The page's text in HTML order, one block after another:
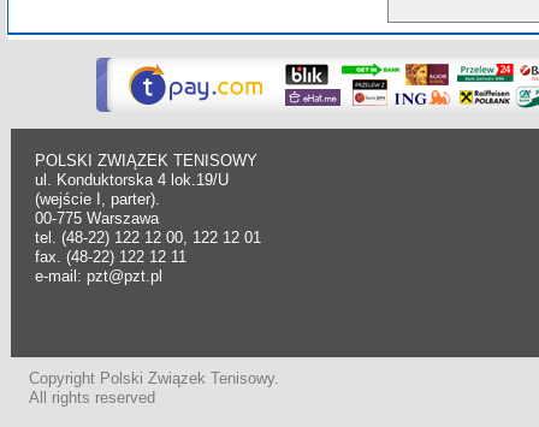
POLSKI ZWIĄZEK TENISOWY
ul. Konduktorska 4 lok.19/U
(wejście I, parter).
00-775 Warszawa
tel. (48-22) 122 12 00, 122 12 01
fax. (48-22) 122 12 11
e-mail: pzt@pzt.pl
Copyright Polski Związek Tenisowy.
All rights reserved